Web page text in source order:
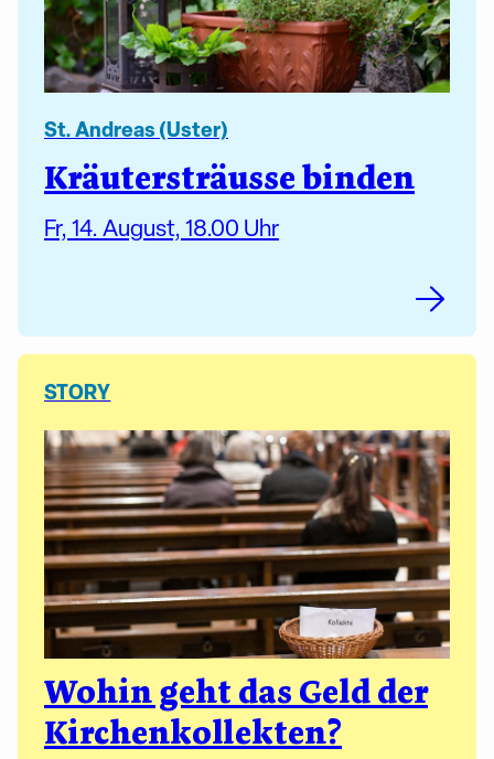
St. Andreas (Uster)
Kräutersträusse binden
Fr, 14. August, 18.00 Uhr
STORY
Wohin geht das Geld der
Kirchenkollekten?